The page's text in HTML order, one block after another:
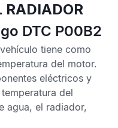
RADIADOR
DTC P00B2
tiene como
del motor.
eléctricos y
del
agua, el radiador,